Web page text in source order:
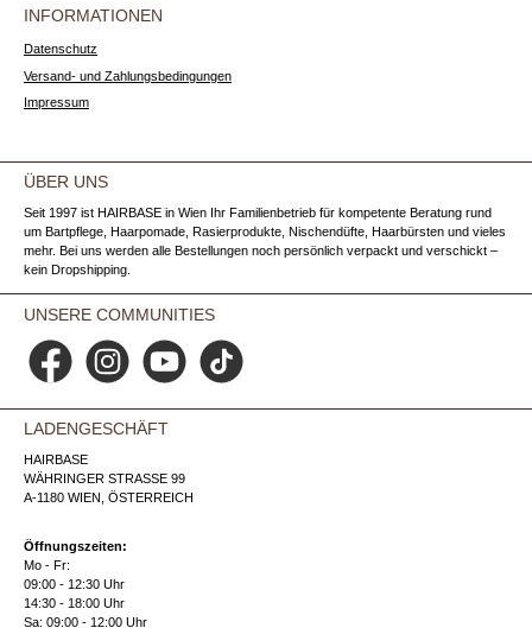
INFORMATIONEN
Datenschutz
Versand- und Zahlungsbedingungen
Impressum
ÜBER UNS
Seit 1997 ist HAIRBASE in Wien Ihr Familienbetrieb für kompetente Beratung rund
um Bartpflege, Haarpomade, Rasierprodukte, Nischendüfte, Haarbürsten und vieles
mehr. Bei uns werden alle Bestellungen noch persönlich verpackt und verschickt –
kein Dropshipping.
UNSERE COMMUNITIES
Facebook Instagram YouTube TikTok
LADENGESCHÄFT
HAIRBASE
WÄHRINGER STRASSE 99
A-1180 WIEN, ÖSTERREICH
Öffnungszeiten:
Mo - Fr:
09:00 - 12:30 Uhr
14:30 - 18:00 Uhr
Sa: 09:00 - 12:00 Uhr